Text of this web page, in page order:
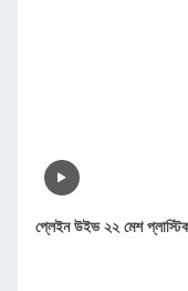
প্লেইন উইভ ২২ মেশ